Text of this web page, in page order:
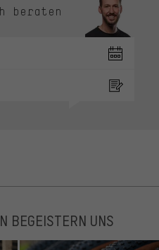
beraten
BEGEISTERN UNS